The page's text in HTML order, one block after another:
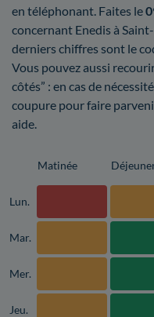
en téléphonant. Faites le
concernant Enedis à
derniers chiffres sont le
Vous pouvez aussi
côtés” : en cas de
coupure pour faire
aide.
Matinée
Lun.
Mar.
Mer.
Jeu.